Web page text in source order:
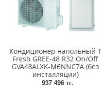
Кондиционер напольный T
Fresh GREE-48 R32 On/Off
GVA48ALXK-M6NNC7A (без
инсталляции)
937 496 тг.